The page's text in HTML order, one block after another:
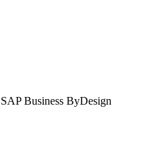
Business ByDesign